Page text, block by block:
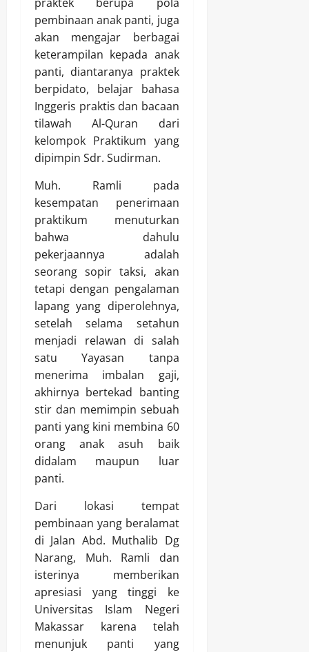
pembinaan anak panti, juga
akan mengajar berbagai
keterampilan kepada anak
panti, diantaranya praktek
berpidato, belajar bahasa
Inggeris praktis dan bacaan
tilawah Al-Quran dari
kelompok Praktikum yang
dipimpin Sdr. Sudirman.
Muh. Ramli pada
kesempatan penerimaan
praktikum menuturkan
bahwa dahulu
pekerjaannya adalah
seorang sopir taksi, akan
tetapi dengan pengalaman
lapang yang diperolehnya,
setelah selama setahun
menjadi relawan di salah
satu Yayasan tanpa
menerima imbalan gaji,
akhirnya bertekad banting
stir dan memimpin sebuah
panti yang kini membina 60
orang anak asuh baik
didalam maupun luar
panti.
Dari lokasi tempat
pembinaan yang beralamat
di Jalan Abd. Muthalib Dg
Narang, Muh. Ramli dan
isterinya memberikan
apresiasi yang tinggi ke
Universitas Islam Negeri
Makassar karena telah
menunjuk panti yang